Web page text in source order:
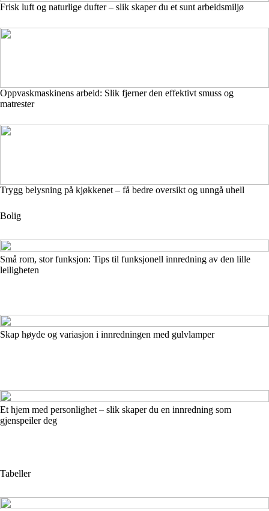
Frisk luft og naturlige dufter – slik skaper du et sunt arbeidsmiljø
Oppvaskmaskinens arbeid: Slik fjerner den effektivt smuss og
matrester
Trygg belysning på kjøkkenet – få bedre oversikt og unngå uhell
Bolig
Små rom, stor funksjon: Tips til funksjonell innredning av den lille
leiligheten
Skap høyde og variasjon i innredningen med gulvlamper
Et hjem med personlighet – slik skaper du en innredning som
gjenspeiler deg
Tabeller